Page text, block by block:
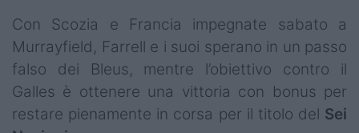
Con Scozia e Francia impegnate sabato a
Murrayfield, Farrell e i suoi sperano in un passo
falso dei Bleus, mentre l’obiettivo contro il
Galles è ottenere una vittoria con bonus per
restare pienamente in corsa per il titolo del Sei